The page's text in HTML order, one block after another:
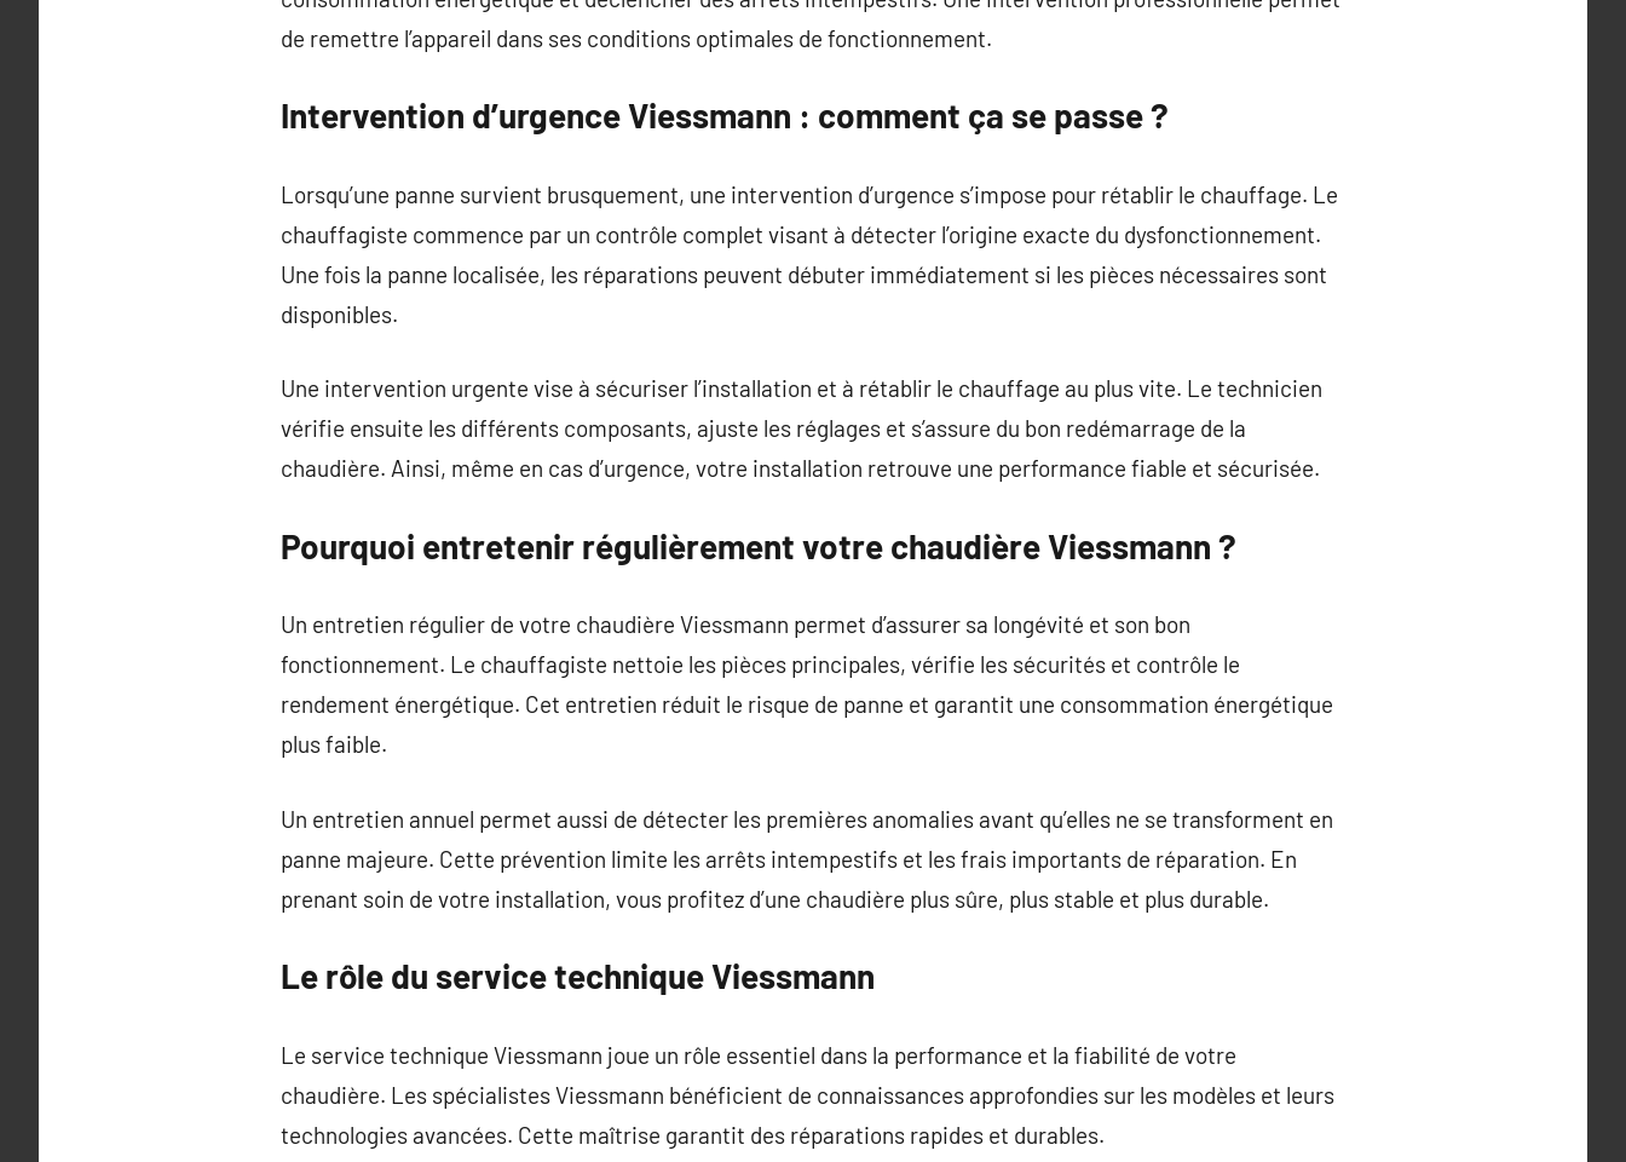
de remettre l’appareil dans ses conditions optimales de fonctionnement.
Intervention d’urgence Viessmann : comment ça se passe ?
Lorsqu’une panne survient brusquement, une intervention d’urgence s’impose pour rétablir le chauffage. Le
chauffagiste commence par un contrôle complet visant à détecter l’origine exacte du dysfonctionnement.
Une fois la panne localisée, les réparations peuvent débuter immédiatement si les pièces nécessaires sont
disponibles.
Une intervention urgente vise à sécuriser l’installation et à rétablir le chauffage au plus vite. Le technicien
vérifie ensuite les différents composants, ajuste les réglages et s’assure du bon redémarrage de la
chaudière. Ainsi, même en cas d’urgence, votre installation retrouve une performance fiable et sécurisée.
Pourquoi entretenir régulièrement votre chaudière Viessmann ?
Un entretien régulier de votre chaudière Viessmann permet d’assurer sa longévité et son bon
fonctionnement. Le chauffagiste nettoie les pièces principales, vérifie les sécurités et contrôle le
rendement énergétique. Cet entretien réduit le risque de panne et garantit une consommation énergétique
plus faible.
Un entretien annuel permet aussi de détecter les premières anomalies avant qu’elles ne se transforment en
panne majeure. Cette prévention limite les arrêts intempestifs et les frais importants de réparation. En
prenant soin de votre installation, vous profitez d’une chaudière plus sûre, plus stable et plus durable.
Le rôle du service technique Viessmann
Le service technique Viessmann joue un rôle essentiel dans la performance et la fiabilité de votre
chaudière. Les spécialistes Viessmann bénéficient de connaissances approfondies sur les modèles et leurs
technologies avancées. Cette maîtrise garantit des réparations rapides et durables.